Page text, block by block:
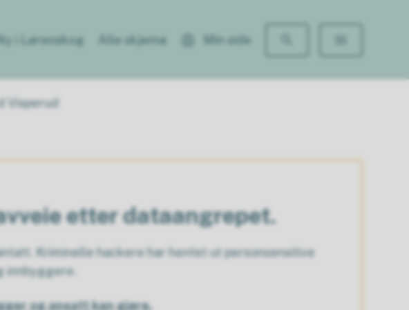
Ny i Lørenskog Alle skjema Min side
Visperud
etter dataangrepet.
Kriminelle hackere har hentet ut personsensitive
innbyggere.
og ansatt kan gjøre.